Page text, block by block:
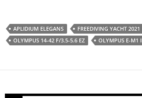
APLIDIUM ELEGANS
FREEDIVING YACHT 2021
OLYMPUS 14-42 F/3.5-5.6 EZ
OLYMPUS E-M1